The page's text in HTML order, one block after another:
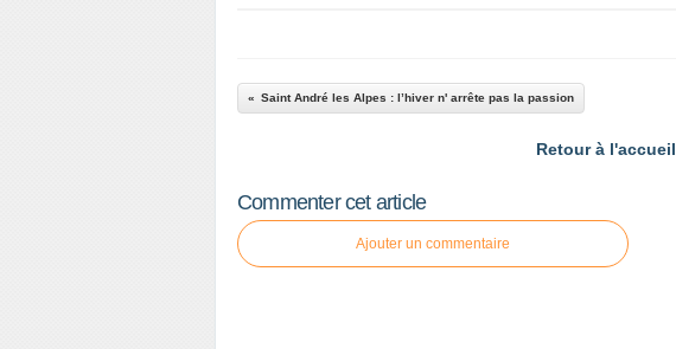
Saint André les Alpes : l’hiver n' arrête pas la passion
Retour à l'accueil
Commenter cet article
Ajouter un commentaire